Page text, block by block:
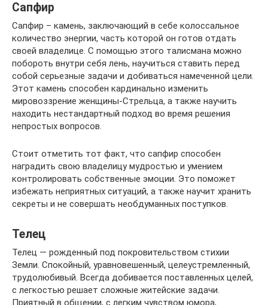
Сапфир
Сапфир – камень, заключающий в себе колоссальное
количество энергии, часть которой он готов отдать
своей владелице. С помощью этого талисмана можно
побороть внутри себя лень, научиться ставить перед
собой серьезные задачи и добиваться намеченной цели.
Этот камень способен кардинально изменить
мировоззрение женщины-Стрельца, а также научить
находить нестандартный подход во время решения
непростых вопросов.
Стоит отметить тот факт, что сапфир способен
наградить свою владелицу мудростью и умением
контролировать собственные эмоции. Это поможет
избежать неприятных ситуаций, а также научит хранить
секреты и не совершать необдуманных поступков.
Телец
Телец — рожденный под покровительством стихии
Земли. Спокойный, уравновешенный, целеустремленный,
трудолюбивый. Всегда добивается поставленных целей,
с легкостью решает сложные житейские задачи.
Приятный в общении, с легким чувством юмора,